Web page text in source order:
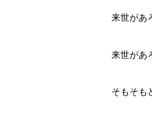
来世があ
来世があ
そもそも